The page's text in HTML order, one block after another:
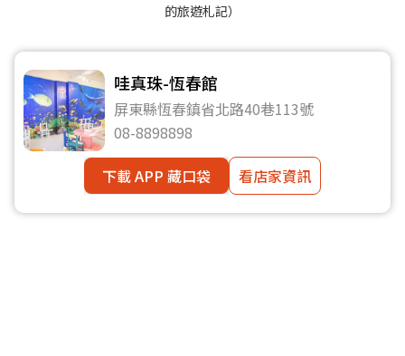
的旅遊札記）
哇真珠-恆春館
屏東縣恆春鎮省北路40巷113號
08-8898898
下載 APP 藏口袋
看店家資訊